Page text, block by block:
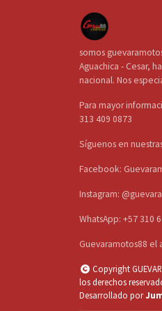
somos
Aguachica - Cesar,
nacional. Nos
Para mayor
313 409 0873
Síguenos en
Facebook:
Instagram:
WhatsApp: +57 310
Guevaramotos88 el
Copyright
los derechos
Desarrollado por